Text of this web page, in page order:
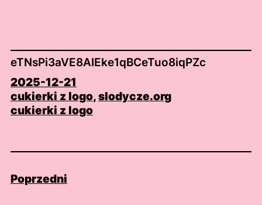
eTNsPi3aVE8AIEke1qBCeTuo8iqPZc
2025-12-21
cukierki z logo, slodycze.org
cukierki z logo
Poprzedni